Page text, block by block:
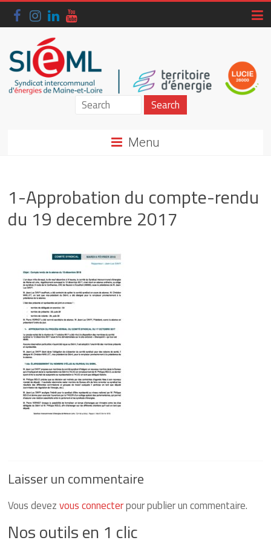
Skip
content
intercommunal
d'énergies
de
Maine-
et-
Loire
Energique
lumineux
depuis
1925
Menu
1-Approbation du compte-rendu
du 19 decembre 2017
Laisser un commentaire
Vous devezvous connecterpour publier un commentaire.
Nos outils en 1 clic